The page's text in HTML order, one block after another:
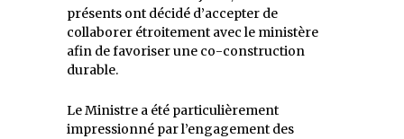
présents ont décidé d’accepter de
collaborer étroitement avec le ministère
afin de favoriser une co-construction
durable.
Le Ministre a été particulièrement
impressionné par l’engagement des